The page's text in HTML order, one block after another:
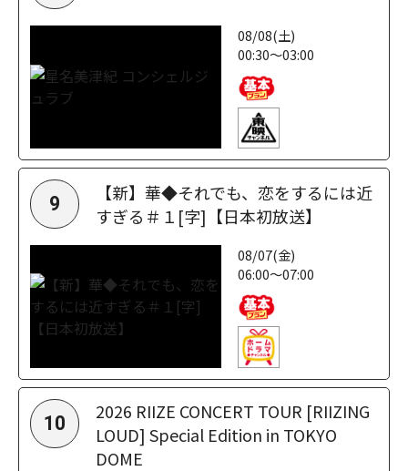
08/08(土)
00:30～03:00
9
【新】華◆それでも、恋をするには近
すぎる＃１[字]【日本初放送】
08/07(金)
06:00～07:00
10
2026 RIIZE CONCERT TOUR [RIIZING
LOUD] Special Edition in TOKYO
DOME